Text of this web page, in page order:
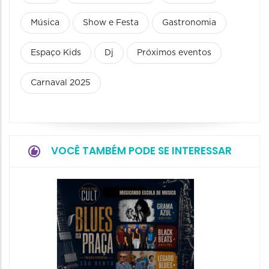
Música Show e Festa Gastronomia
Espaço Kids Dj Próximos eventos
Carnaval 2025
VOCÊ TAMBÉM PODE SE INTERESSAR